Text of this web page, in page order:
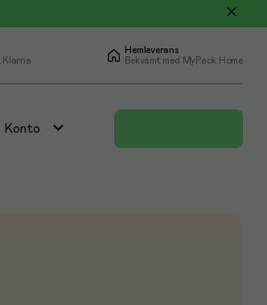
Klarna
Hemleverans
Bekvämt med MyPack Home
Konto